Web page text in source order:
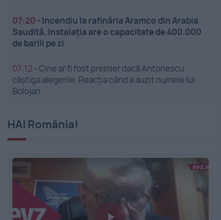
07:20 - Incendiu la rafinăria Aramco din Arabia
Saudită. Instalația are o capacitate de 400.000
de barili pe zi
07:12 -Cine ar fi fost premier dacă Antonescu
câștiga alegerile. Reacția când a auzit numele lui
Bolojan
HAI România!